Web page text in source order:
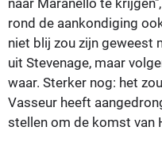
rond de aankondiging
niet blij zou zijn geweest
uit Stevenage, maar
waar. Sterker nog: het
Vasseur heeft
stellen om de komst van